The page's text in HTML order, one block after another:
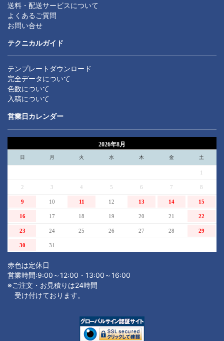
送料・配送サービスについて
よくあるご質問
お問い合せ
テクニカルガイド
テンプレートダウンロード
完全データについて
色数について
入稿について
営業日カレンダー
2026年8月
日 月 火 水 木 金 土
1
2 3 4 5 6 7 8
9 10 11 12 13 14 15
16 17 18 19 20 21 22
23 24 25 26 27 28 29
30 31
赤色は定休日
営業時間:9:00～12:00・13:00～16:00
※ご注文・お見積りは24時間
受け付けております。